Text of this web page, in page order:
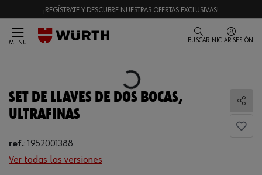
¡REGÍSTRATE Y DESCUBRE NUESTRAS OFERTAS EXCLUSIVAS!
MENÚ BUSCAR INICIAR SESIÓN
Loading...
SET DE LLAVES DE DOS BOCAS,
ULTRAFINAS
ref.:1952001388
Ver todas las versiones